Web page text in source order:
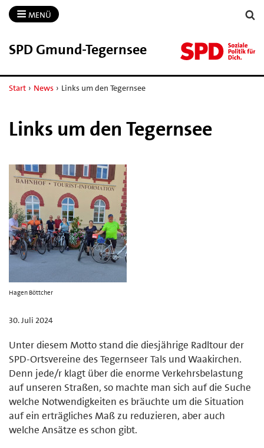
MENÜ
SPD Gmund-​Tegernsee
Start › News › Links um den Tegernsee
Links um den Tegernsee
Hagen Böttcher
30. Juli 2024
Unter diesem Motto stand die diesjährige Radltour der
SPD-Ortsvereine des Tegernseer Tals und Waakirchen.
Denn jede/r klagt über die enorme Verkehrsbelastung
auf unseren Straßen, so machte man sich auf die Suche
welche Notwendigkeiten es bräuchte um die Situation
auf ein erträgliches Maß zu reduzieren, aber auch
welche Ansätze es schon gibt.